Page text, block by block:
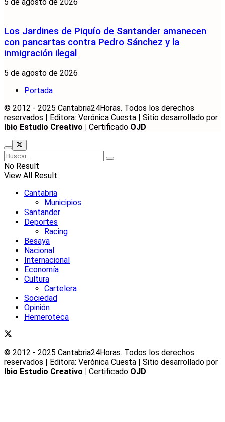
5 de agosto de 2026
Los Jardines de Piquío de Santander amanecen
con pancartas contra Pedro Sánchez y la
inmigración ilegal
5 de agosto de 2026
Portada
© 2012 - 2025 Cantabria24Horas. Todos los derechos
reservados | Editora: Verónica Cuesta | Sitio desarrollado por
Ibio Estudio Creativo | Certificado OJD
No Result
View All Result
Cantabria
Municipios
Santander
Deportes
Racing
Besaya
Nacional
Internacional
Economía
Cultura
Cartelera
Sociedad
Opinión
Hemeroteca
© 2012 - 2025 Cantabria24Horas. Todos los derechos
reservados | Editora: Verónica Cuesta | Sitio desarrollado por
Ibio Estudio Creativo |
Certificado OJD